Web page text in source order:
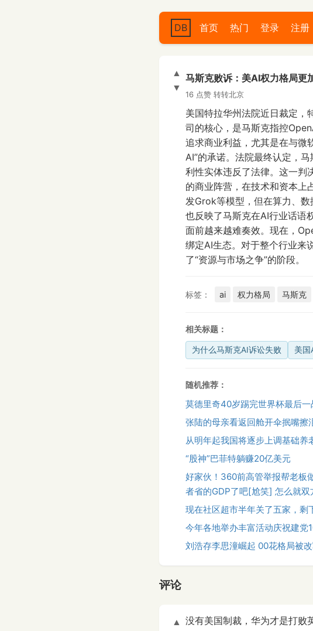
DB 首页 热门 登录 注册
▲
▼
马斯克败诉：美AI权力格局更
16 点赞 转转北京
美国特拉华州法院近日裁定，
司的核心，是马斯克指控
追求商业利益，尤其是在与微
AI”的承诺。法院最终认定，
利性实体违反了法律。这一判
的商业阵营，在技术和资本上
发Grok等模型，但在算力、
也反映了马斯克在AI行业话语
面前越来越难奏效。现在，
绑定AI生态。对于整个行业来
了“资源与市场之争”的阶段。
标签： ai 权力格局 马斯克
相关标题：
为什么马斯克AI诉讼失败 美国
随机推荐：
莫德里奇40岁踢完世界杯最后
张陆的母亲看返回舱开伞抿嘴擦
从明年起我国将逐步上调基础养
“股神”巴菲特躺赚20亿美元
好家伙！360前高管举报帮老板
者省的GDP了吧[尬笑] 怎么就
现在社区超市半年关了五家，剩
今年各地举办丰富活动庆祝建党
刘浩存李思潼崛起 00花格局被
评论
▲
没有美国制裁，华为才是打败